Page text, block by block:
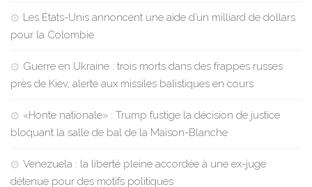
Les États-Unis annoncent une aide d’un milliard de dollars
pour la Colombie
Guerre en Ukraine : trois morts dans des frappes russes
près de Kiev, alerte aux missiles balistiques en cours
«Honte nationale» : Trump fustige la décision de justice
bloquant la salle de bal de la Maison-Blanche
Venezuela : la liberté pleine accordée à une ex-juge
détenue pour des motifs politiques